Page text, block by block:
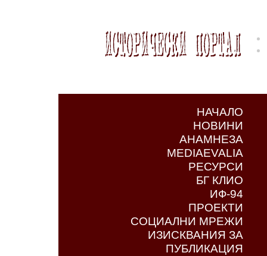
НАЧАЛО
НОВИНИ
АНАМНЕЗА
MEDIAEVALIA
РЕСУРСИ
БГ КЛИО
ИФ-94
ПРОЕКТИ
СОЦИАЛНИ МРЕЖИ
ИЗИСКВАНИЯ ЗА
ПУБЛИКАЦИЯ